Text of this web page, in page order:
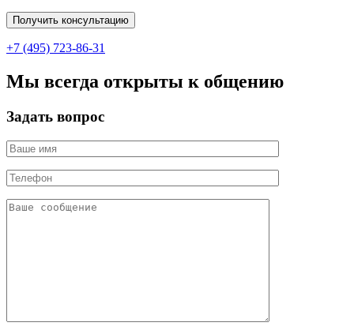
Получить консультацию
+7 (495) 723-86-31
Мы всегда открыты к общению
Задать вопрос